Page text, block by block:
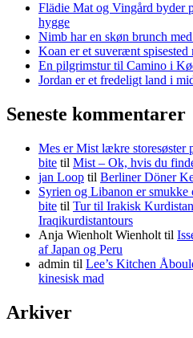
Flädie Mat og Vingård byder
hygge
Nimb har en skøn brunch
Koan er et suverænt
En pilgrimstur til Camino i
Jordan er et fredeligt land i
Seneste kommentarer
Mes er Mist lækre storesøster
bite til Mist – Ok, hvis du
jan Loop til Berliner Döner
Syrien og Libanon er smukke
bite til Tur til Irakisk
Iraqikurdistantours
Anja Wienholt Wienholt til
af Japan og Peru
admin til Lee’s Kitchen
kinesisk mad
Arkiver